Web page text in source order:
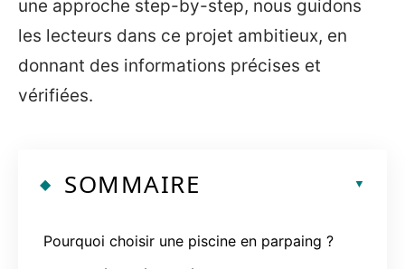
une approche step-by-step, nous guidons
les lecteurs dans ce projet ambitieux, en
donnant des informations précises et
vérifiées.
SOMMAIRE
Pourquoi choisir une piscine en parpaing ?